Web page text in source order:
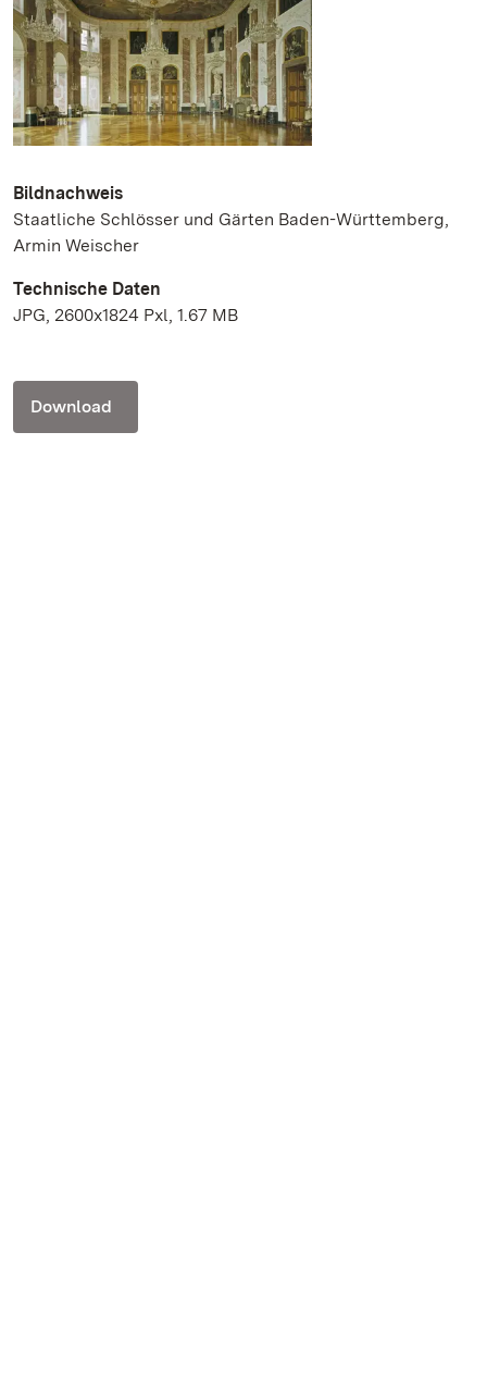
Bildnachweis
Staatliche Schlösser und Gärten Baden-Württemberg,
Armin Weischer
Technische Daten
JPG, 2600x1824 Pxl, 1.67 MB
Download